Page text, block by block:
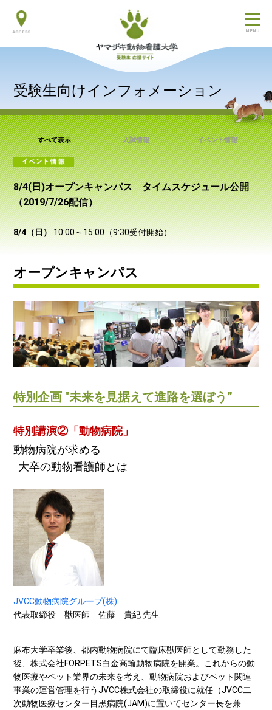
受験生向けインフォメーション
すべて表示 入試情報 イベント情報
8/4(日)オープンキャンパス タイムスケジュール公開
（2019/7/26配信）
8/4（日） 10:00～15:00（9:30受付開始）
オープンキャンパス
特別企画 "未来を見据えて進路を選ぼう”
特別講演②「動物病院」
動物病院が求める
大卒の動物看護師とは
JVCC動物病院グループ(株)
代表取締役 獣医師 佐藤 貴紀 先生
麻布大学卒業後、都内動物病院にて臨床獣医師として勤務した
後、株式会社FORPETS白金高輪動物病院を開業。これからの動
物医療やペット業界の未来を考え、動物病院およびペット関連
事業の運営管理を行うJVCC株式会社の取締役に就任（JVCC二
次動物医療センター目黒病院(JAM)に置いてセンター長を兼